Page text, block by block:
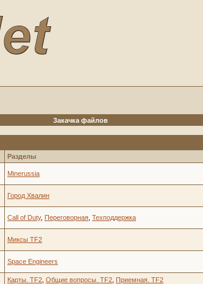
Закачка файлов
Разделы
Minerussia
Город Хвалин
Call of Duty, Переговорная Техподдержка
Миксы TF2
Space Engineers
Карты. TF2 Общие вопросы. TF2 Приемная. TF2